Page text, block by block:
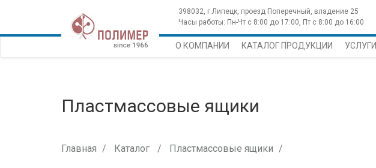
398032, г.Липецк, проезд Поперечный, владение 25
Часы работы: Пн-Чт с 8:00 до 17:00, Пт с 8:00 до 16:00
О КОМПАНИИ КАТАЛОГ ПРОДУКЦИИ УСЛУГИ
Пластмассовые ящики
Главная Каталог Пластмассовые ящики